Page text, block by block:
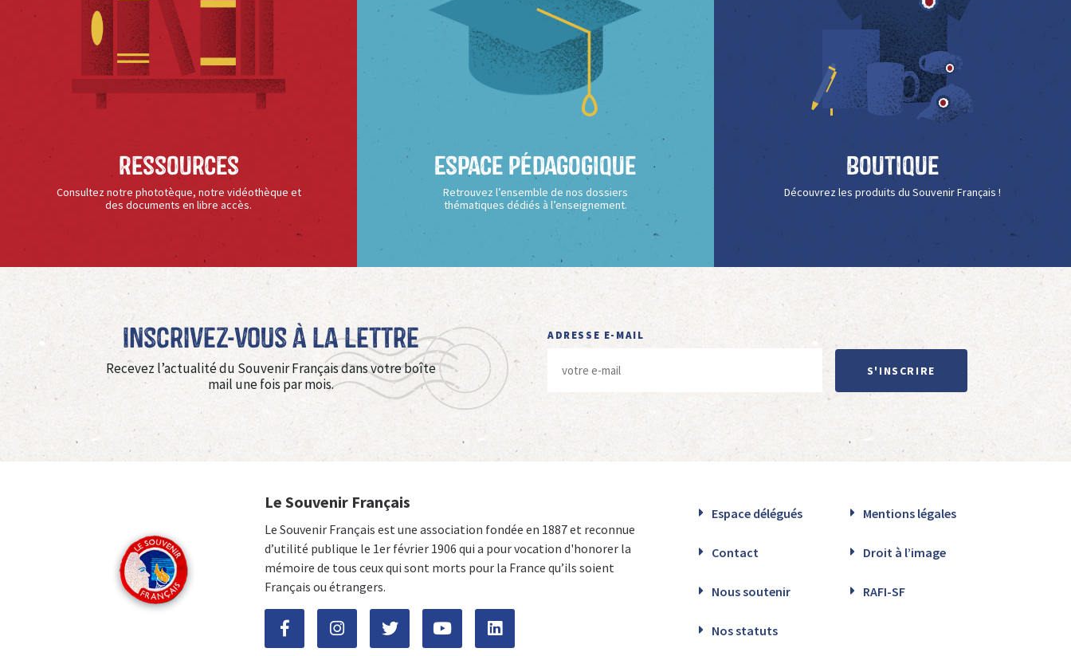
Ressources
Consultez notre phototèque, notre vidéothèque et
des documents en libre accès.
Espace Pédagogique
Retrouvez l’ensemble de nos dossiers
thématiques dédiés à l’enseignement.
Boutique
Découvrez les produits du Souvenir Français !
Inscrivez-vous à La Lettre
Recevez l’actualité du Souvenir Français dans votre boîte
mail une fois par mois.
ADRESSE E-MAIL
S'INSCRIRE
Le Souvenir Français
Le Souvenir Français est une association fondée en 1887 et reconnue
d’utilité publique le 1er février 1906 qui a pour vocation d'honorer la
mémoire de tous ceux qui sont morts pour la France qu’ils soient
Français ou étrangers.
Espace délégués Mentions légales
Contact Droit à l’image
Nous soutenir RAFI-SF
Nos statuts